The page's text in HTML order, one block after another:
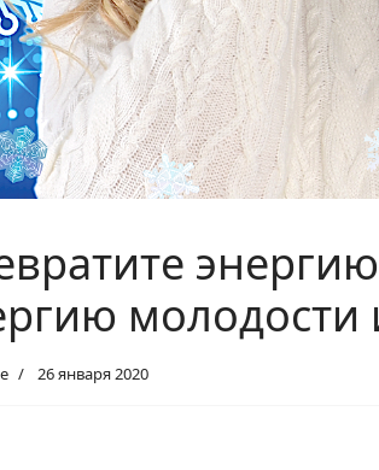
молодости
26 января 2020